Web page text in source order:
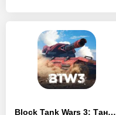
Block Tank Wars 3: Танк Шутер